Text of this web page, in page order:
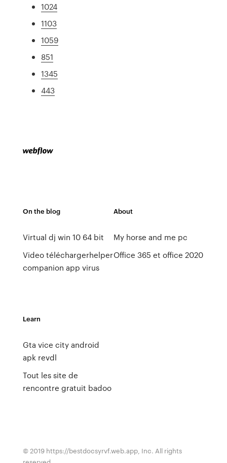
1024
1103
1059
851
1345
443
On the blog
Virtual dj win 10 64 bit
Video téléchargerhelper
companion app virus
About
My horse and me pc
Office 365 et office 2020
Learn
Gta vice city android
apk revdl
Tout les site de
rencontre gratuit badoo
© 2019 https://bestdocsyrvf.web.app, Inc. All rights